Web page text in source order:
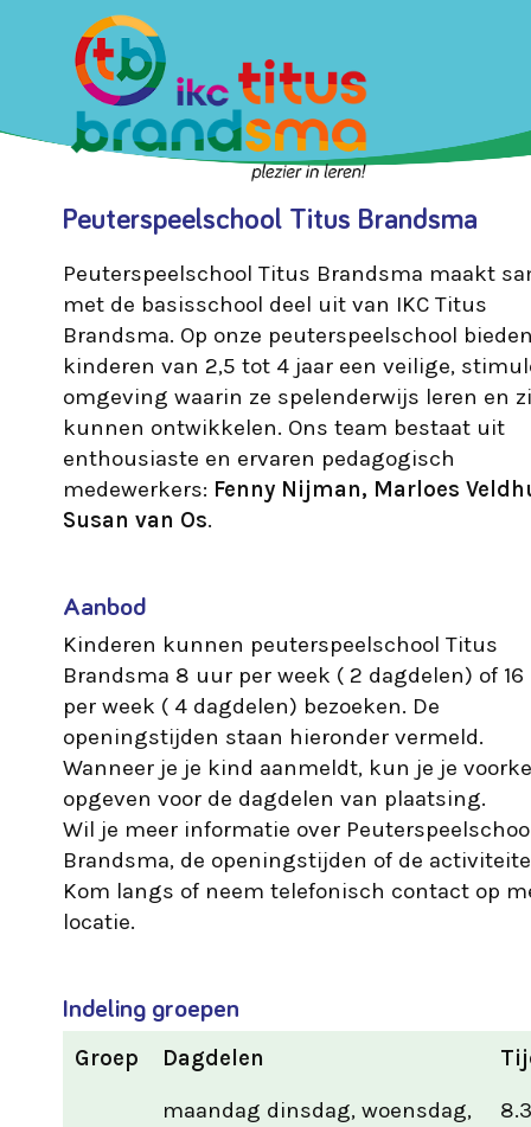
Peuterspeelschool Titus Brandsma
Peuterspeelschool Titus Brandsma maakt
met de basisschool deel uit van IKC Titus
Brandsma. Op onze peuterspeelschool
kinderen van 2,5 tot 4 jaar een veilige,
omgeving waarin ze spelenderwijs leren en
kunnen ontwikkelen. Ons team bestaat uit
enthousiaste en ervaren pedagogisch
medewerkers: Fenny Nijman, Marloes
Susan van Os.
Aanbod
Kinderen kunnen peuterspeelschool Titus
Brandsma 8 uur per week ( 2 dagdelen) of
per week ( 4 dagdelen) bezoeken. De
openingstijden staan hieronder vermeld.
Wanneer je je kind aanmeldt, kun je je
opgeven voor de dagdelen van plaatsing.
Wil je meer informatie over
Brandsma, de openingstijden of de
Kom langs of neem telefonisch contact op
locatie.
Indeling groepen
Groep
Dagdelen
maandag dinsdag, woensdag,